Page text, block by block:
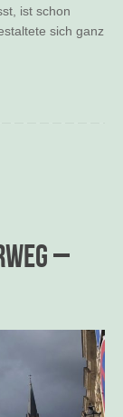
ist schon
sich ganz
–